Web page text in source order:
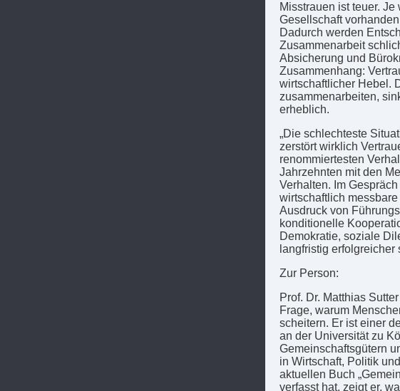
Misstrauen ist teuer.
Gesellschaft
Dadurch werden
Zusammenarbeit
Absicherung und
Zusammenhang:
wirtschaftlicher Hebel.
zusammenarbeiten,
erheblich.
„Die schlechteste
zerstört wirklich
renommiertesten
Jahrzehnten mit den
Verhalten. Im
wirtschaftlich
Ausdruck von
konditionelle
Demokratie, soziale
langfristig erfolgreicher
Zur Person:
Prof. Dr. Matthias
Frage, warum
scheitern. Er ist einer
an der Universität zu
Gemeinschaftsgütern
in Wirtschaft, Politik
aktuellen Buch
verfasst hat, zeigt er,